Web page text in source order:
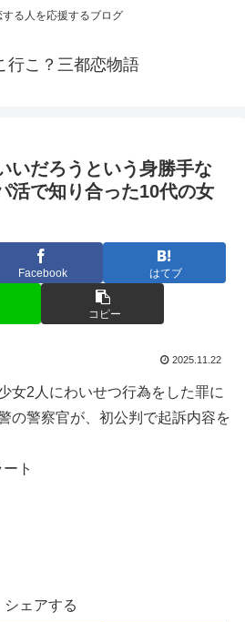
する人を応援するブログ
行こ？三都恋物語
いだろうという身勝手な
活で知り合った10代の女
Facebook はてブ
コピー
2025.11.22
女2人にわいせつ行為をした罪に
の警察官が、初公判で起訴内容を
ト
シェアする